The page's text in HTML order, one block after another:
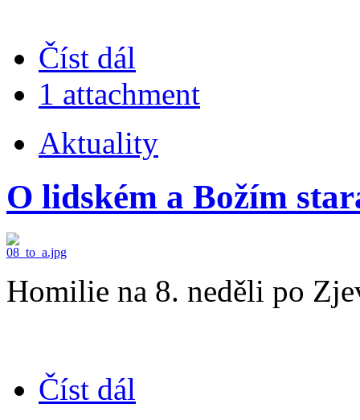
Číst dál
1 attachment
Aktuality
O lidském a Božím
Homilie na 8. neděli po
Číst dál